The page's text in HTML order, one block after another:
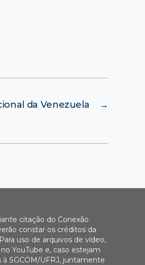
→
da Venezuela
citação do Conexão
constar os créditos da
uso de arquivos de vídeo,
YouTube e, caso estejam
SGCOM/UFRJ, juntamente